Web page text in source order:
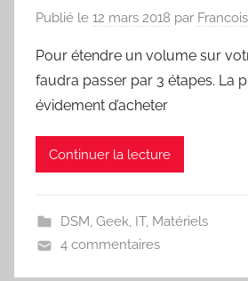
Publié le 12 mars 2018 par Francois
Pour étendre un volume sur
faudra passer par 3 étapes. La
évidement d’acheter
Continuer la lecture
DSM, Geek, IT, Matériels
4 commentaires